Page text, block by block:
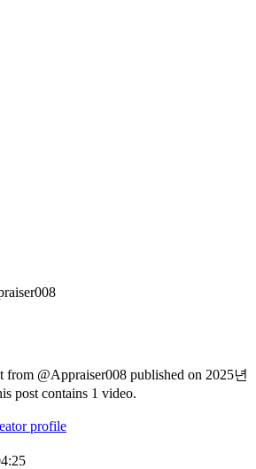
@Appraiser008 published on 2025년
post contains 1 video.
profile